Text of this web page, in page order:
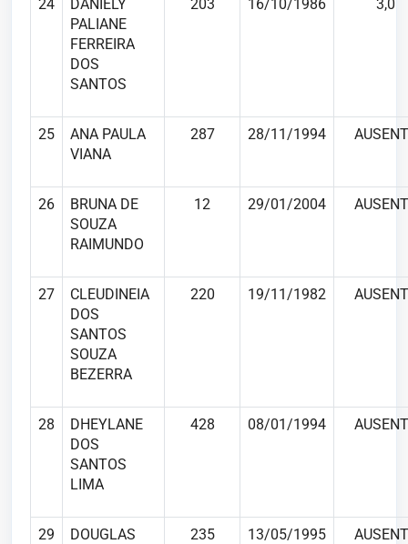
24
DANIELY
PALIANE
FERREIRA
DOS
SANTOS
203 16/10/1986 3,0
25
ANA PAULA
VIANA
287 28/11/1994
26
BRUNA DE
SOUZA
RAIMUNDO
12 29/01/2004
27
CLEUDINEIA
DOS
SANTOS
SOUZA
BEZERRA
220 19/11/1982
28
DHEYLANE
DOS
SANTOS
LIMA
428 08/01/1994
29
DOUGLAS
235 13/05/1995